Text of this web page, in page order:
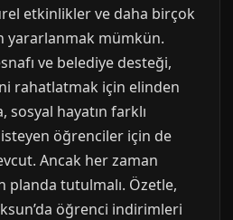
etkinlikler ve daha birçok
yararlanmak mümkün.
ve belediye desteği,
rahatlatmak için elinden
sosyal hayatın farklı
öğrenciler için de
Ancak her zaman
planda tutulmalı. Özetle,
öğrenci indirimleri